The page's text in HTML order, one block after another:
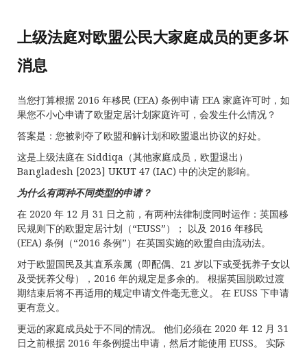
上级法庭对欧盟公民大家庭成员的更多坏
消息
当您打算根据 2016 年移民 (EEA) 条例申请 EEA 家庭许可时，如
果您不小心申请了欧盟定居计划家庭许可，会发生什么情况？
答案是：您被剥夺了欧盟和解计划和欧盟退出协议的好处。
这是上级法庭在 Siddiqa（其他家庭成员，欧盟退出）
Bangladesh [2023] UKUT 47 (IAC) 中的决定的影响。
为什么有两种不同类型的申请？
在 2020 年 12 月 31 日之前，有两种法律制度同时运作：英国移
民规则下的欧盟定居计划（“EUSS”）； 以及 2016 年移民
(EEA) 条例（“2016 条例”）在英国实施的欧盟自由流动法。
对于欧盟国民及其直系亲属（即配偶、21 岁以下或受抚养子女以
及受抚养父母），2016 年的规定是多余的。 根据英国脱欧过渡
期结束后将不再适用的规定申请文件毫无意义。 在 EUSS 下申请
更有意义。
更远的家庭成员处于不同的情况。 他们必须在 2020 年 12 月 31
日之前根据 2016 年条例提出申请，然后才能使用 EUSS。 实际